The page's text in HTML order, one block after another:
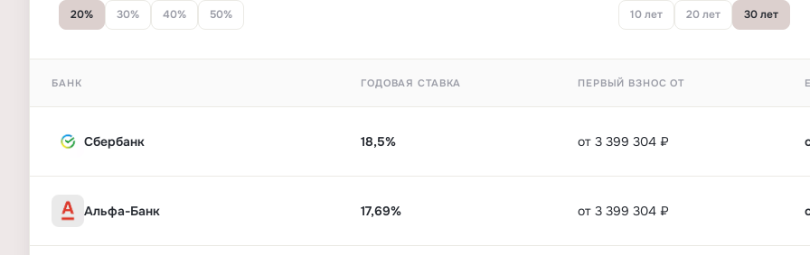
20% 30% 40% 50% 10 лет 20 лет 30 лет
БАНК ГОДОВАЯ СТАВКА ПЕРВЫЙ ВЗНОС ОТ
Сбербанк 18,5% от 3 399 304 ₽
Альфа-Банк 17,69% от 3 399 304 ₽